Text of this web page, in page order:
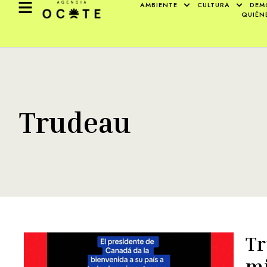
AMBIENTE CULTURA
Trudeau